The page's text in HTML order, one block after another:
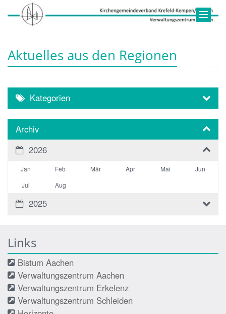
Aktuelles aus den Regionen
Kategorien
Archiv
2026
Jan Feb Mär Apr Mai
Jun
Jul
Aug
2025
Links
Bistum Aachen
Verwaltungszentrum Aachen
Verwaltungszentrum Erkelenz
Verwaltungszentrum Schleiden